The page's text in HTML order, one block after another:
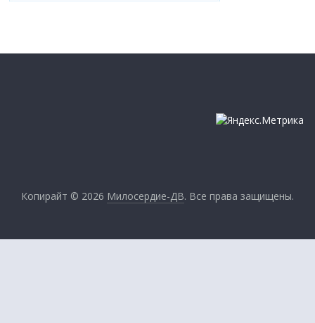
Копирайт © 2026 Милосердие-ДВ. Все права защищены.